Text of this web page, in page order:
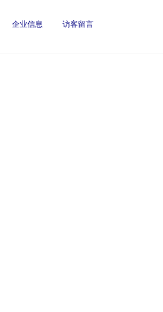
企业信息 访客留言